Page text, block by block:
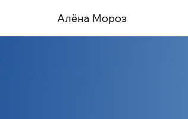
Алёна Мороз